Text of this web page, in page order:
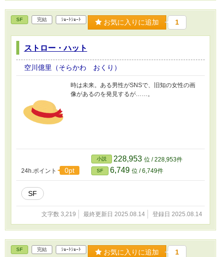
SF 完結 ｼｮｰﾄｼｮｰﾄ お気に入りに追加 1
ストロー・ハット
空川億里（そらかわ おくり）
時は未来。ある男性がSNSで、旧知の女性の画
像があるのを発見するが……。
24h.ポイント 0pt
小説 228,953 位 / 228,953件
SF 6,749 位 / 6,749件
SF
文字数 3,219 最終更新日 2025.08.14 登録日 2025.08.14
SF 完結 ｼｮｰﾄｼｮｰﾄ お気に入りに追加 1